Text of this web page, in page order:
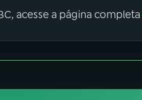
acesse a página completa